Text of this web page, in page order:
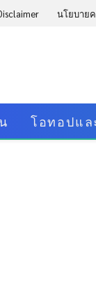
นโยบาย
โอทอปแล